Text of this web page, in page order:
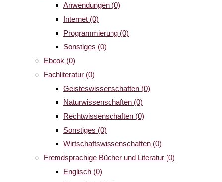
Anwendungen (0)
Internet (0)
Programmierung (0)
Sonstiges (0)
Ebook (0)
Fachliteratur (0)
Geisteswissenschaften (0)
Naturwissenschaften (0)
Rechtwissenschaften (0)
Sonstiges (0)
Wirtschaftswissenschaften (0)
Fremdsprachige Bücher und Literatur (0)
Englisch (0)